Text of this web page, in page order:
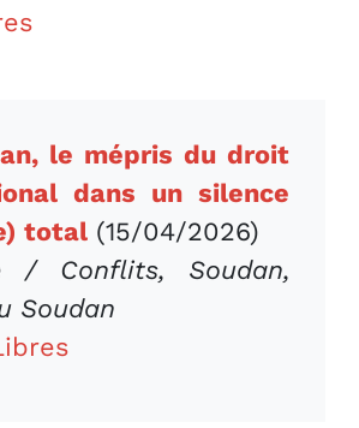
le mépris du droit
dans un silence
total (15/04/2026)
/ Conflits, Soudan,
Soudan